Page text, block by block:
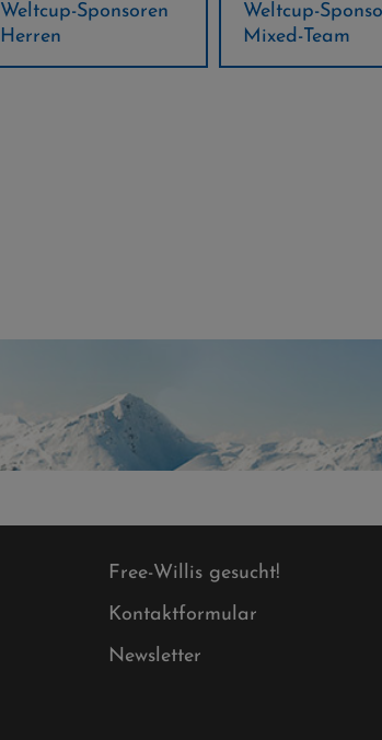
Weltcup-Sponsoren
Mixed-Team
Regions-
Free-Willis gesucht!
Kontaktformular
Newsletter